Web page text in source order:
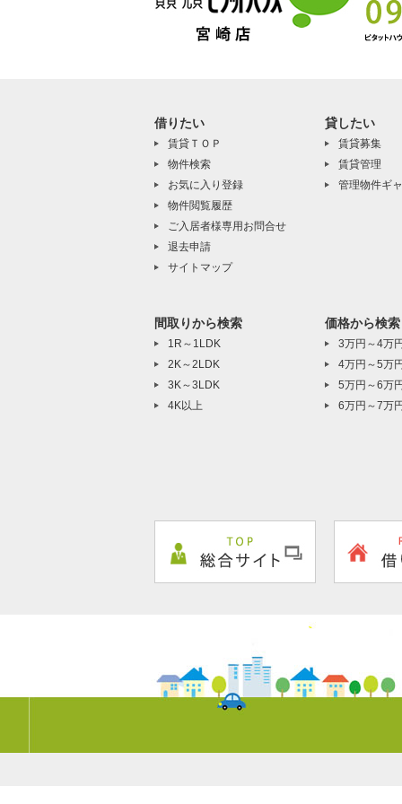
借りたい
賃貸ＴＯＰ
物件検索
お気に入り登録
物件閲覧履歴
ご入居者様専用お問合せ
退去申請
サイトマップ
貸したい
賃貸募集
賃貸管理
管理物件ギ
間取りから検索
1R～1LDK
2K～2LDK
3K～3LDK
4K以上
価格から検索
3万円～4万
4万円～5万
5万円～6万
6万円～7万